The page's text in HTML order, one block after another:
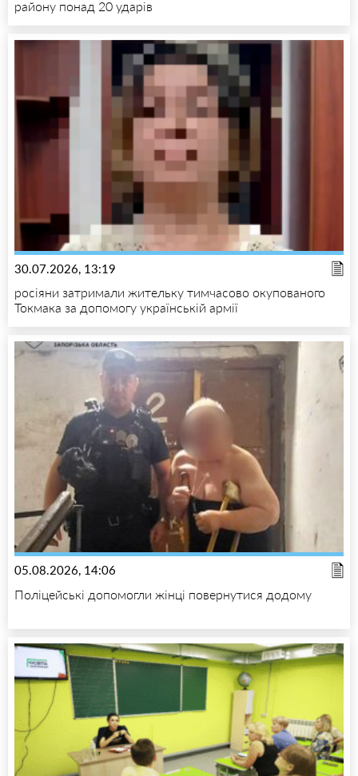
району понад 20 ударів
30.07.2026, 13:19
росіяни затримали жительку тимчасово окупованого
Токмака за допомогу українській армії
05.08.2026, 14:06
Поліцейські допомогли жінці повернутися додому